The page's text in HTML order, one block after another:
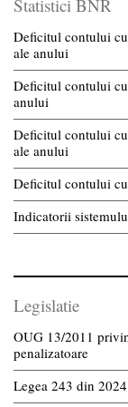
Statistici BNR
Deficitul contului
ale anului
Deficitul contului
anului
Deficitul contului
ale anului
Deficitul contului
Indicatorii
Legislatie
OUG 13/2011
penalizatoare
Legea 243 din